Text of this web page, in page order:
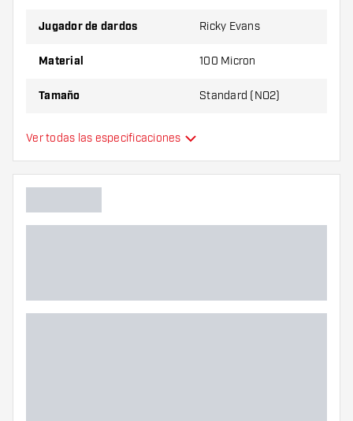
variante es mejor para ti.
Jugador de dardos Ricky Evans
Material 100 Micron
Tamaño Standard (NO2)
Tipo
Flexibilidad
Ver todas las especificaciones